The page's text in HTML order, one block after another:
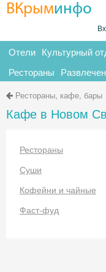
ВКрыминфо
Отели Культурный
Рестораны
Рестораны, кафе, бары
Кафе в Новом
Рестораны
Суши
Кофейни и чайные
Фаст-фуд